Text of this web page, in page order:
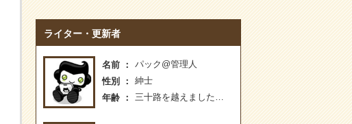
ライター・更新者
名前
パック@管理人
性別
紳士
年齢
三十路を越えました…